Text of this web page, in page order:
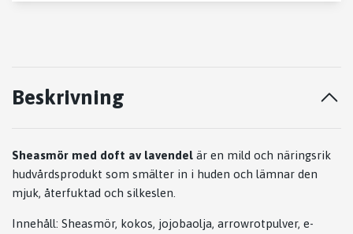
Beskrivning
Sheasmör med doft av lavendel är en mild och näringsrik
hudvårdsprodukt som smälter in i huden och lämnar den
mjuk, återfuktad och silkeslen.
Innehåll: Sheasmör, kokos, jojobaolja, arrowrotpulver, e-